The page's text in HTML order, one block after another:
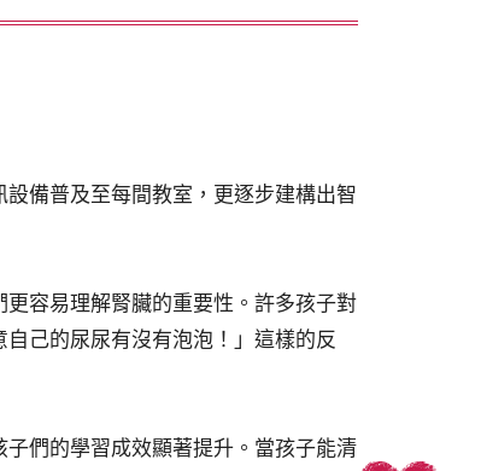
備普及至每間教室，更逐步建構出智
容易理解腎臟的重要性。許多孩子對
己的尿尿有沒有泡泡！」這樣的反
們的學習成效顯著提升。當孩子能清